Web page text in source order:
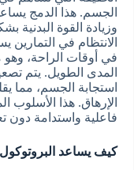
الجسم. هذا الدمج
وزيادة القوة البدنية
الانتظام في
في أوقات الراحة، وهو
المدى الطويل. يتم
استجابة الجسم، مما
الإرهاق. هذا الأسلوب
فاعلية واستدامة
كيف يساعد